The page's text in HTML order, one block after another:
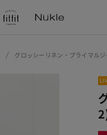
グロッシーリネン・プライマル